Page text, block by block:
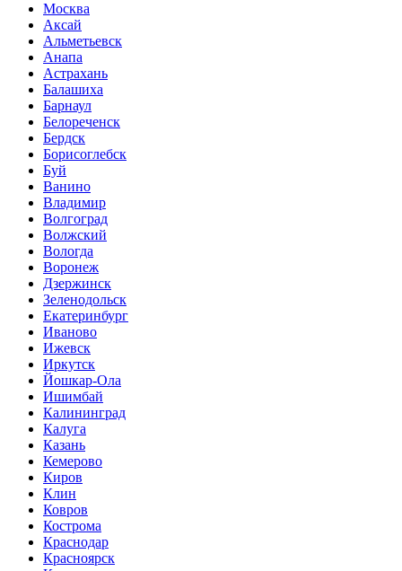
Москва
Аксай
Альметьевск
Анапа
Астрахань
Балашиха
Барнаул
Белореченск
Бердск
Борисоглебск
Буй
Ванино
Владимир
Волгоград
Волжский
Вологда
Воронеж
Дзержинск
Зеленодольск
Екатеринбург
Иваново
Ижевск
Иркутск
Йошкар-Ола
Ишимбай
Калининград
Калуга
Казань
Кемерово
Киров
Клин
Ковров
Кострома
Краснодар
Красноярск